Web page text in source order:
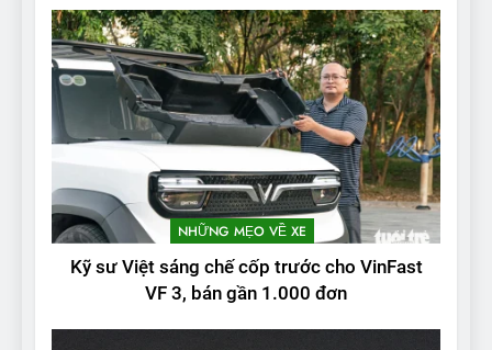
NHỮNG MẸO VỀ XE
Kỹ sư Việt sáng chế cốp trước cho VinFast
VF 3, bán gần 1.000 đơn